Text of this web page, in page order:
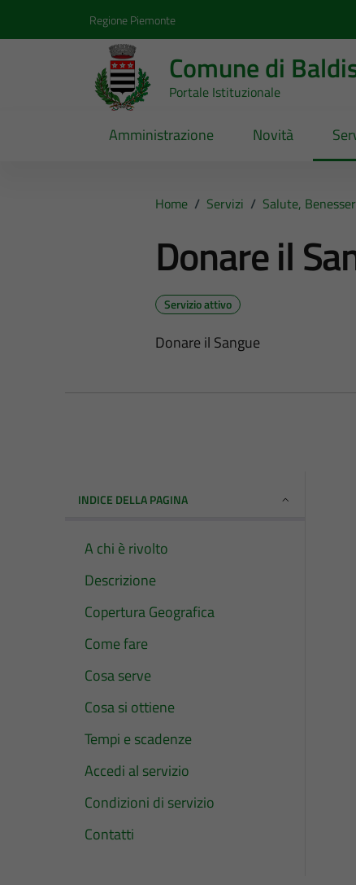
Regione Piemonte
Comune di
Portale Istituzionale
Amministrazione Novità
Home / Servizi / Salute,
Donare il
Servizio attivo
Donare il Sangue
INDICE DELLA PAGINA
A chi è rivolto
Descrizione
Copertura Geografica
Come fare
Cosa serve
Cosa si ottiene
Tempi e scadenze
Accedi al servizio
Condizioni di servizio
Contatti